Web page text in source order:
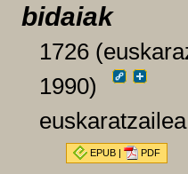
bidaiak
1726
1990)
EPUB| PDF